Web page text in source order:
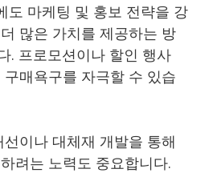
도 마케팅 및 홍보 전략을 강
많은 가치를 제공하는 방
. 프로모션이나 할인 행사
매욕구를 자극할 수 있습
이나 대체재 개발을 통해
려는 노력도 중요합니다.